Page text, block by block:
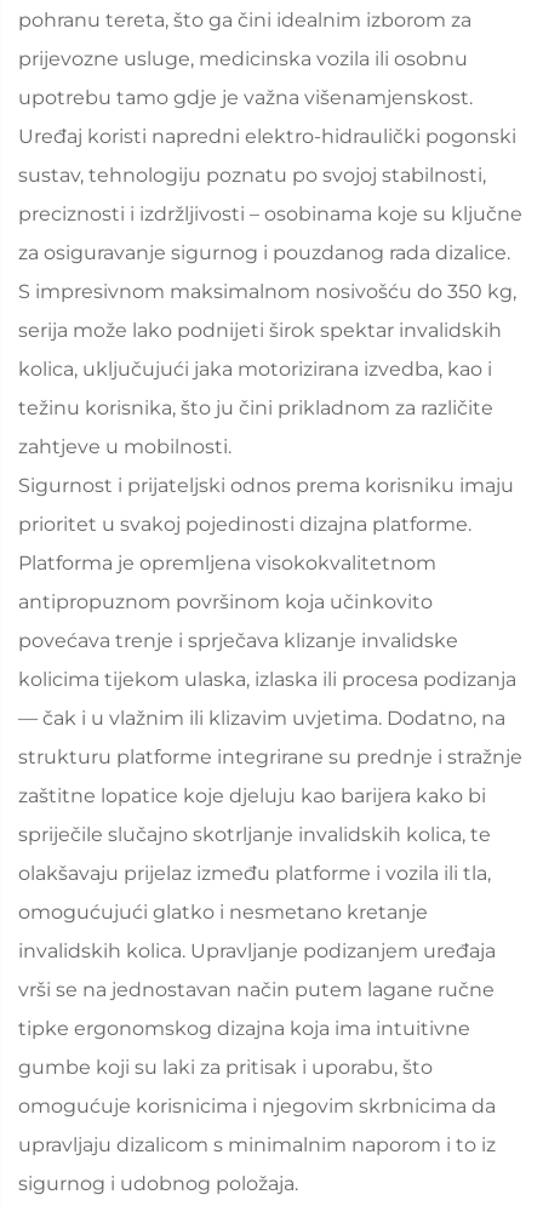
pohranu tereta, što ga čini idealnim izborom za
prijevozne usluge, medicinska vozila ili osobnu
upotrebu tamo gdje je važna višenamjenskost.
Uređaj koristi napredni elektro-hidraulički pogonski
sustav, tehnologiju poznatu po svojoj stabilnosti,
preciznosti i izdržljivosti – osobinama koje su ključne
za osiguravanje sigurnog i pouzdanog rada dizalice.
S impresivnom maksimalnom nosivošću do 350 kg,
serija može lako podnijeti širok spektar invalidskih
kolica, uključujući jaka motorizirana izvedba, kao i
težinu korisnika, što ju čini prikladnom za različite
zahtjeve u mobilnosti.
Sigurnost i prijateljski odnos prema korisniku imaju
prioritet u svakoj pojedinosti dizajna platforme.
Platforma je opremljena visokokvalitetnom
antipropuznom površinom koja učinkovito
povećava trenje i sprječava klizanje invalidske
kolicima tijekom ulaska, izlaska ili procesa podizanja
— čak i u vlažnim ili klizavim uvjetima. Dodatno, na
strukturu platforme integrirane su prednje i stražnje
zaštitne lopatice koje djeluju kao barijera kako bi
spriječile slučajno skotrljanje invalidskih kolica, te
olakšavaju prijelaz između platforme i vozila ili tla,
omogućujući glatko i nesmetano kretanje
invalidskih kolica. Upravljanje podizanjem uređaja
vrši se na jednostavan način putem lagane ručne
tipke ergonomskog dizajna koja ima intuitivne
gumbe koji su laki za pritisak i uporabu, što
omogućuje korisnicima i njegovim skrbnicima da
upravljaju dizalicom s minimalnim naporom i to iz
sigurnog i udobnog položaja.